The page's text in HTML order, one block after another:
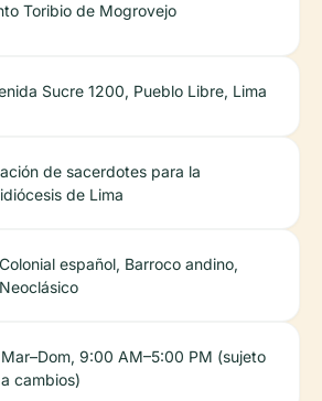
Toribio de Mogrovejo
Sucre 1200, Pueblo Libre, Lima
de sacerdotes para la
de Lima
Colonial español, Barroco andino,
Neoclásico
Mar–Dom, 9:00 AM–5:00 PM (sujeto
a cambios)